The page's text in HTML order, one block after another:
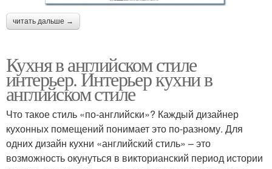
читать дальше →
Кухня в английском стиле
интерьер. Интерьер кухни в
английском стиле
Что такое стиль «по-английски»? Каждый дизайнер
кухонных помещений понимает это по-разному. Для
одних дизайн кухни «английский стиль» – это
возможность окунуться в викторианский период истории